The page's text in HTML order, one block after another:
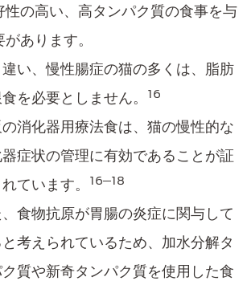
性の高い、高タンパク質の食事を与
があります。
い、慢性腸症の猫の多くは、脂肪
を必要としません。
16
消化器用療法食​は、猫の慢性的な
症状の管理に有効であることが証
ています。
16─18
、食物抗原が胃腸の炎症に関与して
考えられているため、加水分解タ
ク質や新奇​タンパク質を使用した食